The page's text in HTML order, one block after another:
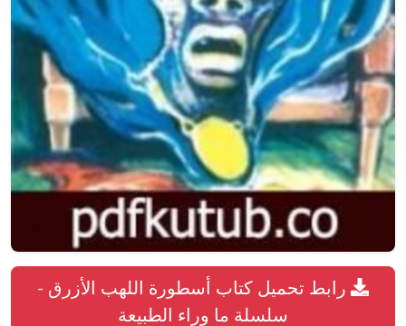
رابط تحميل كتاب أسطورة اللهب الأزرق -
سلسلة ما وراء الطبيعة